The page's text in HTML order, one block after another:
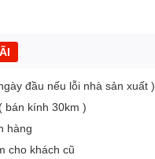
đầu nếu lỗi nhà sản xuất )
bán kính 30km )
hàng
cho khách cũ